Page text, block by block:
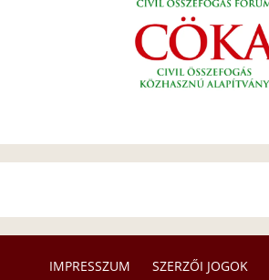
IMPRESSZUM SZERZŐI JOGOK